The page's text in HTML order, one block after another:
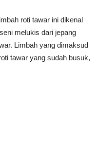
roti tawar ini dikenal
melukis dari jepang
Limbah yang dimaksud
tawar yang sudah busuk,